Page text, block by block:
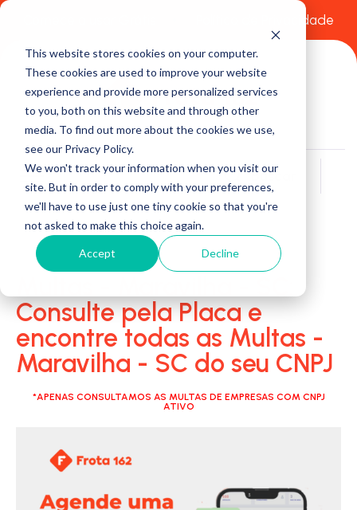
This website stores cookies on your computer.
These cookies are used to improve your website
experience and provide more personalized services
to you, both on this website and through other
media. To find out more about the cookies we use,
see our Privacy Policy.
We won't track your information when you visit our
site. But in order to comply with your preferences,
we'll have to use just one tiny cookie so that you're
not asked to make this choice again.
Accept Decline
Política de Privacidade
Buscar
Consulte pela Placa e
encontre todas as Multas -
Maravilha - SC do seu CNPJ
*APENAS CONSULTAMOS AS MULTAS DE EMPRESAS COM CNPJ
ATIVO